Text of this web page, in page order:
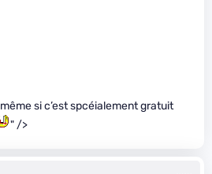
si c’est spcéialement gratuit
" />